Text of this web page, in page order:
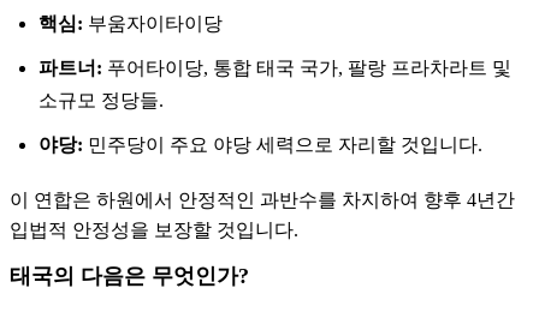
핵심: 부움자이타이당
파트너: 푸어타이당, 통합 태국 국가, 팔랑 프라차라트 및
소규모 정당들.
야당: 민주당이 주요 야당 세력으로 자리할 것입니다.
이 연합은 하원에서 안정적인 과반수를 차지하여 향후 4년간
입법적 안정성을 보장할 것입니다.
태국의 다음은 무엇인가?